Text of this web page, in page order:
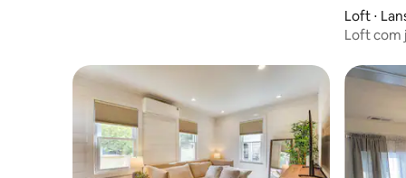
Loft ⋅
Loft com